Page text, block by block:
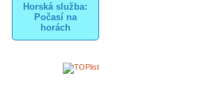
Horská služba:
Počasí na
horách